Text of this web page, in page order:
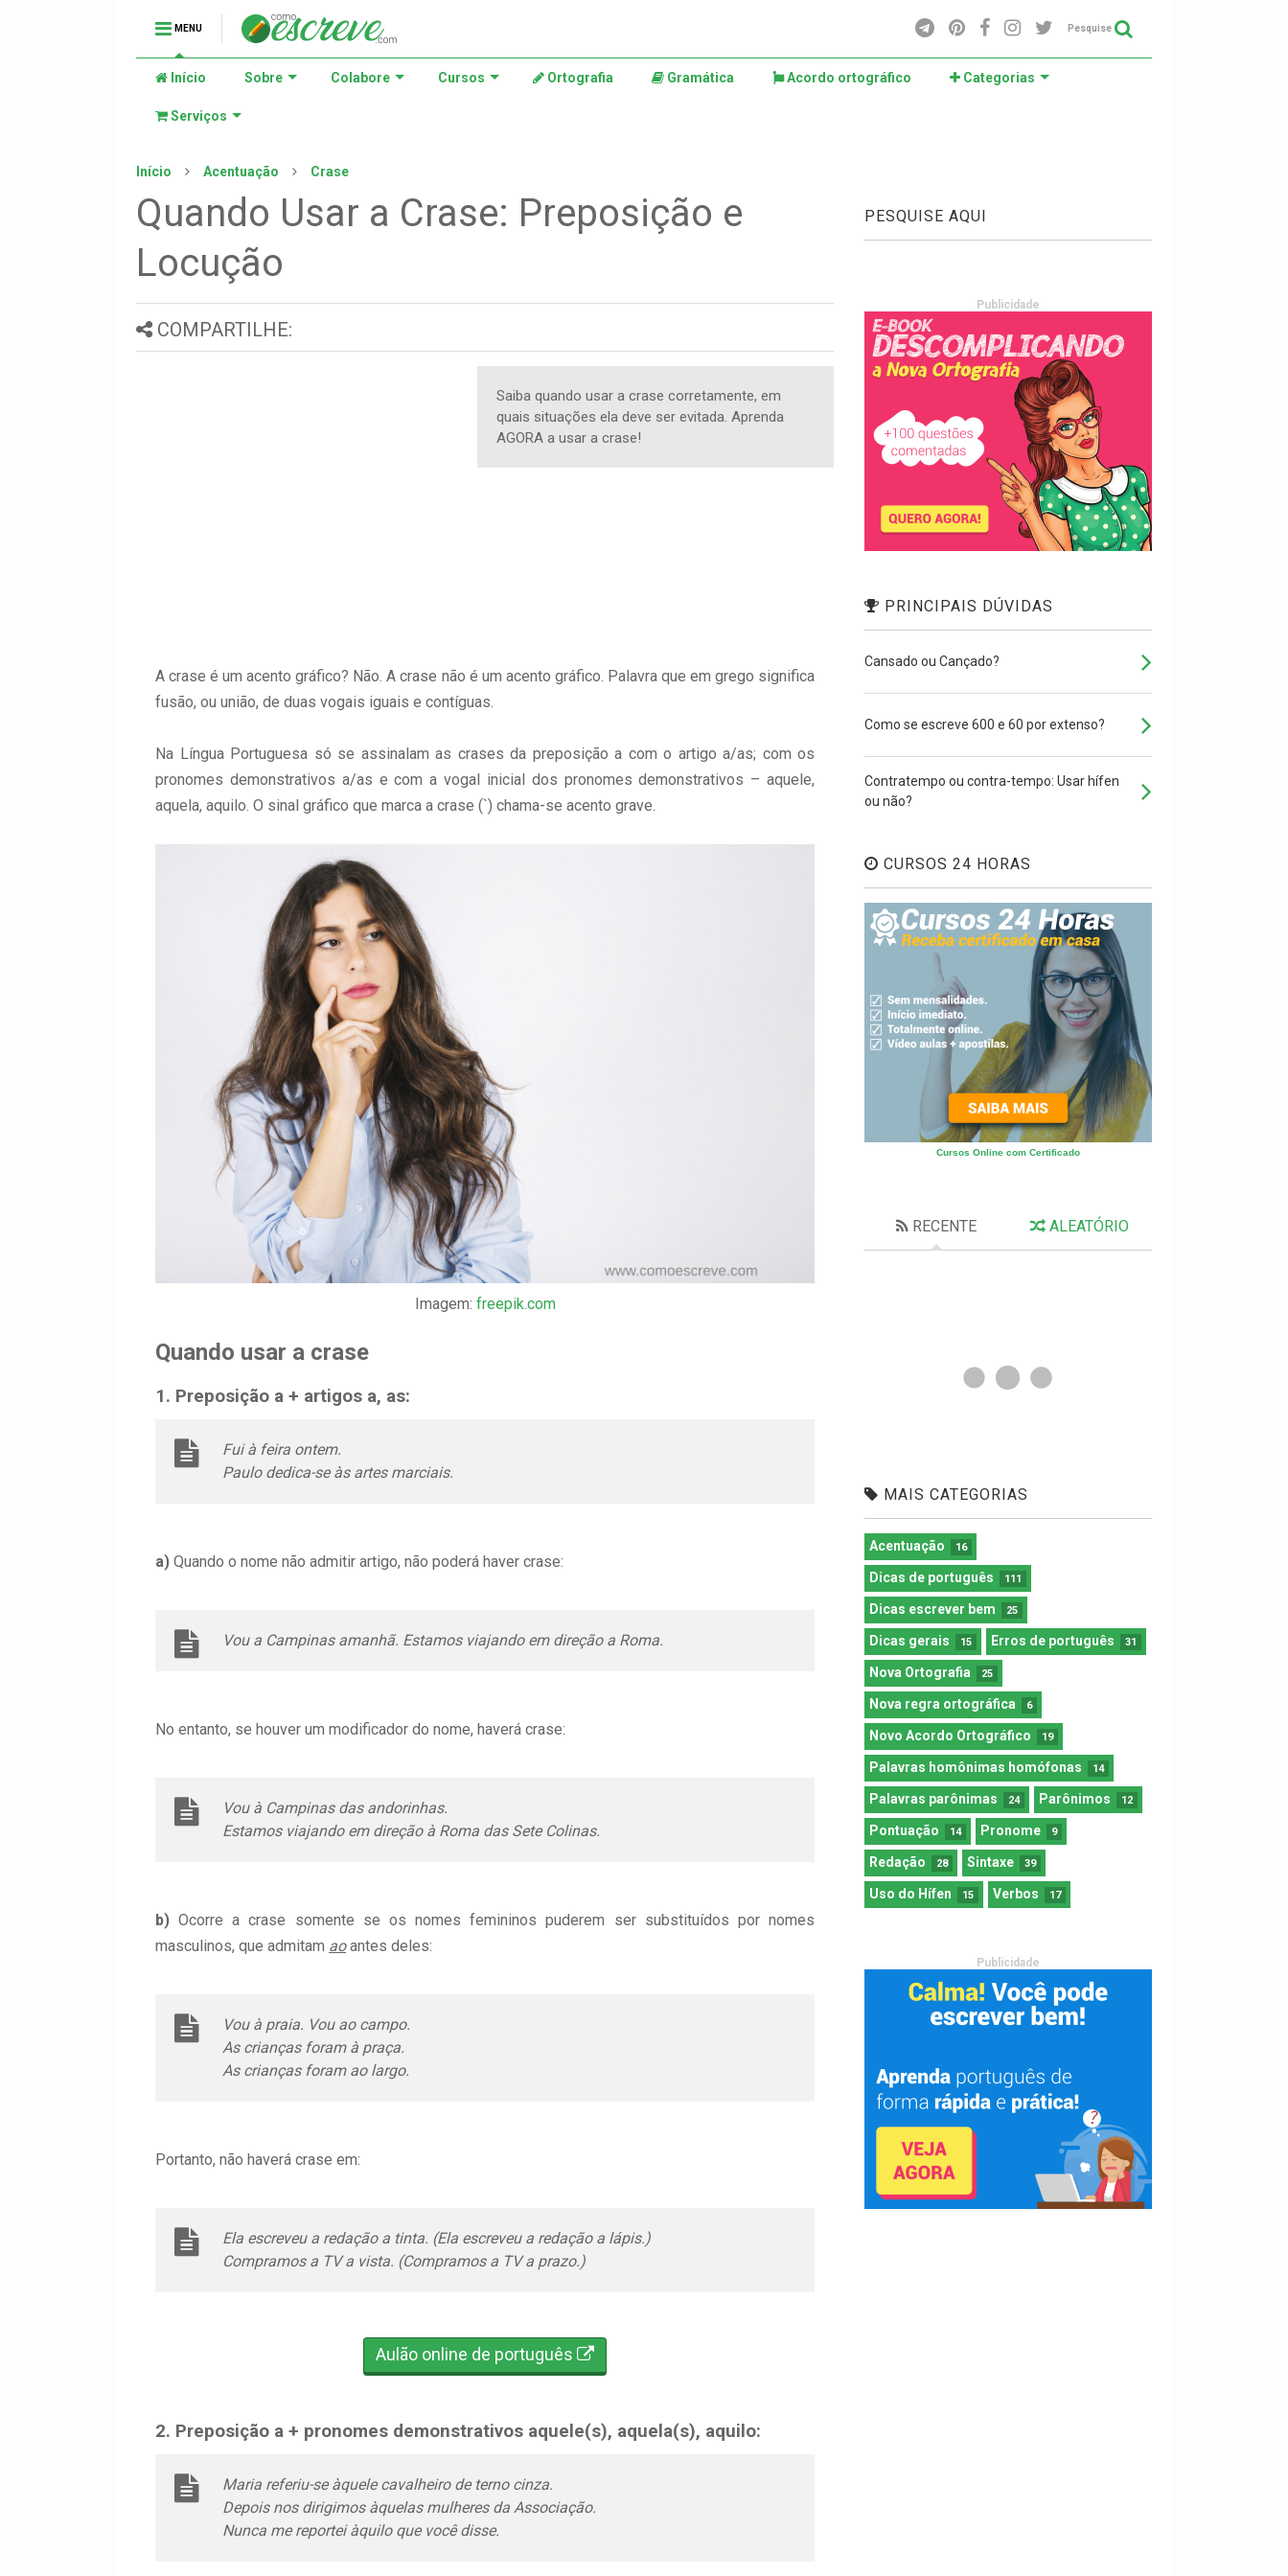
MENU Pesquise
Início Sobre Colabore Cursos Ortografia Gramática Acordo ortográfico Categorias
Serviços
Início Acentuação Crase
Quando Usar a Crase: Preposição e
Locução
COMPARTILHE:
Saiba quando usar a crase corretamente, em
quais situações ela deve ser evitada. Aprenda
AGORA a usar a crase!
A crase é um acento gráfico? Não. A crase não é um acento gráfico. Palavra que em grego significa
fusão, ou união, de duas vogais iguais e contíguas.
Na Língua Portuguesa só se assinalam as crases da preposição a com o artigo a/as; com os
pronomes demonstrativos a/as e com a vogal inicial dos pronomes demonstrativos – aquele,
aquela, aquilo. O sinal gráfico que marca a crase (`) chama-se acento grave.
Imagem: freepik.com
Quando usar a crase
1. Preposição a + artigos a, as:
Fui à feira ontem.
Paulo dedica-se às artes marciais.
a) Quando o nome não admitir artigo, não poderá haver crase:
Vou a Campinas amanhã. Estamos viajando em direção a Roma.
No entanto, se houver um modificador do nome, haverá crase:
Vou à Campinas das andorinhas.
Estamos viajando em direção à Roma das Sete Colinas.
b) Ocorre a crase somente se os nomes femininos puderem ser substituídos por nomes
masculinos, que admitam aoantes deles:
Vou à praia. Vou ao campo.
As crianças foram à praça.
As crianças foram ao largo.
Portanto, não haverá crase em:
Ela escreveu a redação a tinta. (Ela escreveu a redação a lápis.)
Compramos a TV a vista. (Compramos a TV a prazo.)
Aulão online de português
2. Preposição a + pronomes demonstrativos aquele(s), aquela(s), aquilo:
Maria referiu-se àquele cavalheiro de terno cinza.
Depois nos dirigimos àquelas mulheres da Associação.
Nunca me reportei àquilo que você disse.
PESQUISE AQUI
Publicidade
PRINCIPAIS DÚVIDAS
Cansado ou Cançado?
Como se escreve 600 e 60 por extenso?
Contratempo ou contra-tempo: Usar hífen
ou não?
CURSOS 24 HORAS
Cursos Online com Certificado
RECENTE ALEATÓRIO
MAIS CATEGORIAS
Acentuação 16
Dicas de português 111
Dicas escrever bem 25
Dicas gerais 15 Erros de português 31
Nova Ortografia 25
Nova regra ortográfica 6
Novo Acordo Ortográfico 19
Palavras homônimas homófonas 14
Palavras parônimas 24 Parônimos 12
Pontuação 14 Pronome 9
Redação 28 Sintaxe 39
Uso do Hífen 15 Verbos 17
Publicidade